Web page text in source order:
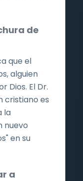
de
que el
alguien
Dios. El Dr.
cristiano es
la
nuevo
en su
a